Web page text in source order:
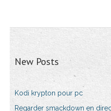
New Posts
Kodi krypton pour pc
Regarder smackdown en